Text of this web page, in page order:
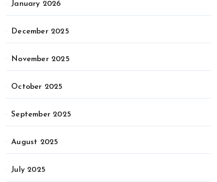
January 2026
December 2025
November 2025
October 2025
September 2025
August 2025
July 2025